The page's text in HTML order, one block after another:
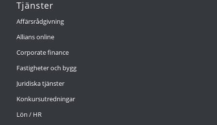
Tjänster
Affärsrådgivning
Allians online
Corporate finance
Fastigheter och bygg
Juridiska tjänster
Konkursutredningar
Lön / HR